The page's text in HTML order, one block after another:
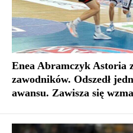
Enea Abramczyk Astoria
zawodników. Odszedł
awansu. Zawisza się